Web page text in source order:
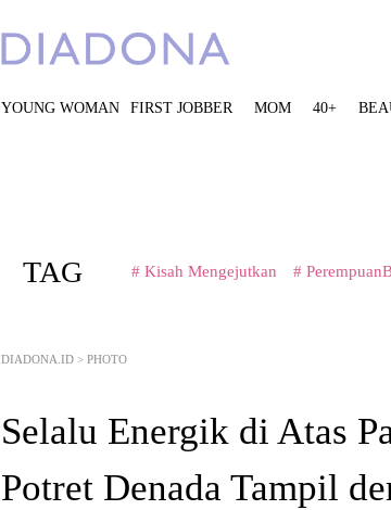
YOUNG WOMAN FIRST JOBBER MOM 40+
TAG # Kisah Mengejutkan #
DIADONA.ID > PHOTO
Selalu Energik di Atas
Potret Denada Tampil